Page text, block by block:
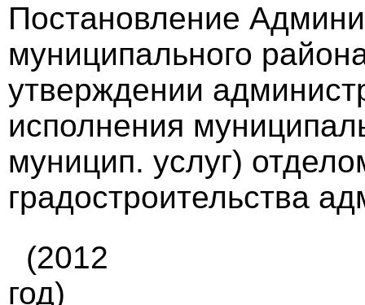
Постановление
муниципального
утверждении
исполнения
муницип. услуг)
градостроительства
(2012
год)